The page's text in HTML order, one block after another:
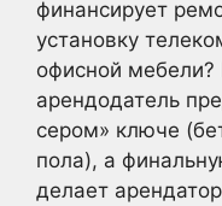
финансирует
установку
офисной мебели?
арендодатель
сером» ключе
пола), а
делает